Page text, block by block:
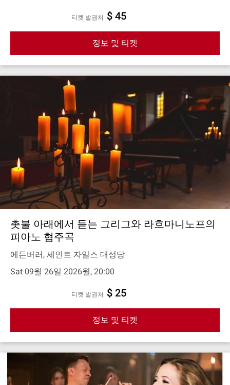
티켓 발권처 $ 45
정보 및 티켓
촛불 아래에서 듣는 그리그와 라흐마니노프의
피아노 협주곡
에든버러, 세인트 자일스 대성당
Sat 09월 26일 2026월, 20:00
티켓 발권처 $ 25
정보 및 티켓